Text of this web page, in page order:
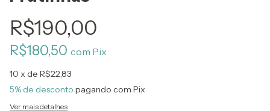
R$190,00
R$180,50 com Pix
10 x de R$22,83
5% de desconto pagando com Pix
Ver mais detalhes